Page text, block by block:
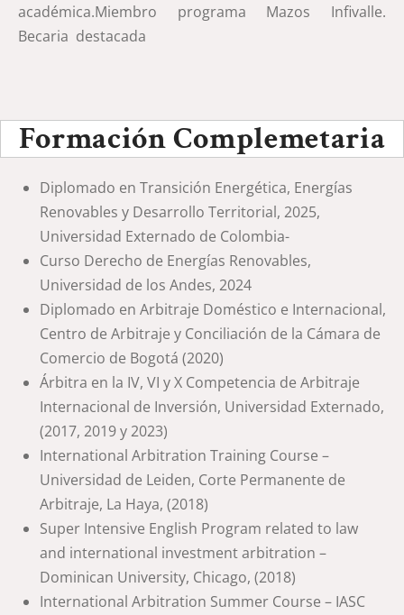
académica.Miembro programa Mazos Infivalle.
Becaria destacada
Formación Complemetaria
Diplomado en Transición Energética, Energías
Renovables y Desarrollo Territorial, 2025,
Universidad Externado de Colombia-
Curso Derecho de Energías Renovables,
Universidad de los Andes, 2024
Diplomado en Arbitraje Doméstico e Internacional,
Centro de Arbitraje y Conciliación de la Cámara de
Comercio de Bogotá (2020)
Árbitra en la IV, VI y X Competencia de Arbitraje
Internacional de Inversión, Universidad Externado,
(2017, 2019 y 2023)
International Arbitration Training Course –
Universidad de Leiden, Corte Permanente de
Arbitraje, La Haya, (2018)
Super Intensive English Program related to law
and international investment arbitration –
Dominican University, Chicago, (2018)
International Arbitration Summer Course – IASC